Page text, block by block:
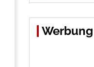
Werbung